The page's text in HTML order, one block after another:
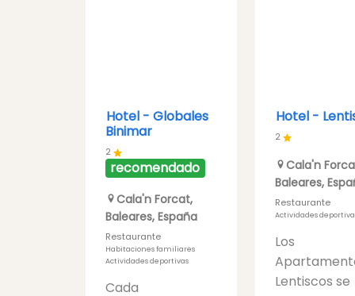
Hotel - Globales
Binimar
2
recomendado
Cala'n Forcat,
Baleares, España
Restaurante
Habitaciones familiares
Actividades deportivas
Cada
Hotel -
2
Cala'n
Baleares,
Restaurante
Actividades
Los
Lentiscos se